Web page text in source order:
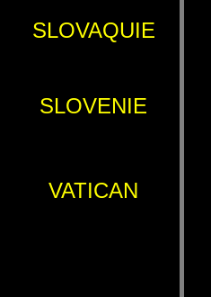
SLOVAQUIE
SLOVENIE
VATICAN